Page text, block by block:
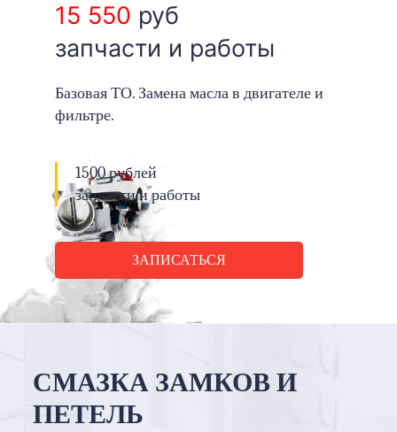
15 550 руб
запчасти и работы
Базовая ТО. Замена масла в двигателе и
фильтре.
1500 рублей
запчасти и работы
ЗАПИСАТЬСЯ
СМАЗКА ЗАМКОВ И
ПЕТЕЛЬ